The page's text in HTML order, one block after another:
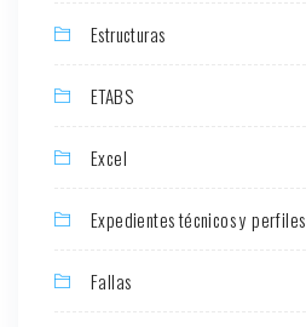
Estructuras
ETABS
Excel
Expedientes técnicos y perfiles
Fallas